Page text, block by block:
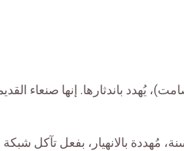
يُهدد باندثارها. إنها صنعاء
مُهددة بالانهيار، بفعل تآكل